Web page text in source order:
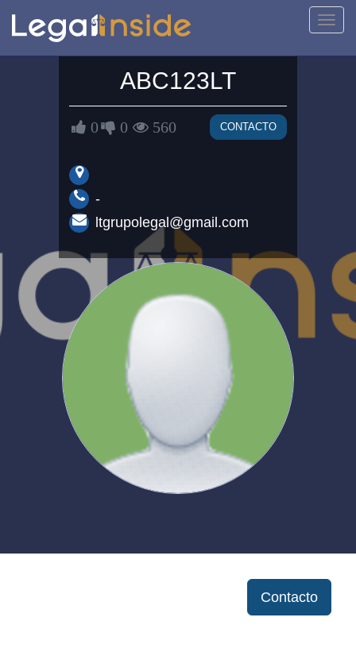
ABC123LT
0 0 560 CONTACTO
-
ltgrupolegal@gmail.com
Contacto